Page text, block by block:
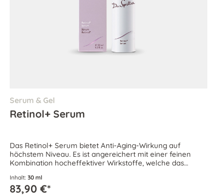
Serum & Gel
Retinol+ Serum
Das Retinol+ Serum bietet Anti-Aging-Wirkung auf
höchstem Niveau. Es ist angereichert mit einer feinen
Kombination hocheffektiver Wirkstoffe, welche das
Inhalt: 30 ml
83,90 €*